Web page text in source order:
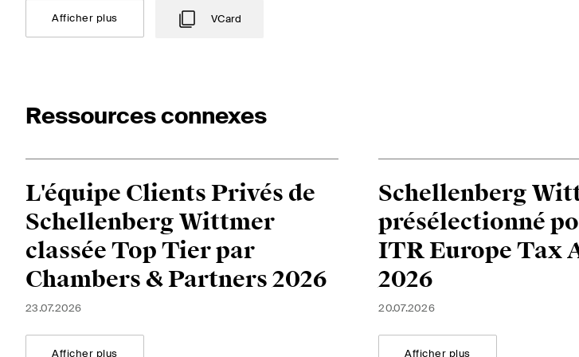
Afficher plus VCard
Ressources connexes
L'équipe Clients Privés de
Schellenberg Wittmer
classée Top Tier par
Chambers & Partners 2026
23.07.2026
Afficher plus
Schellenberg
présélectionné
ITR Europe Tax
2026
20.07.2026
Afficher plus